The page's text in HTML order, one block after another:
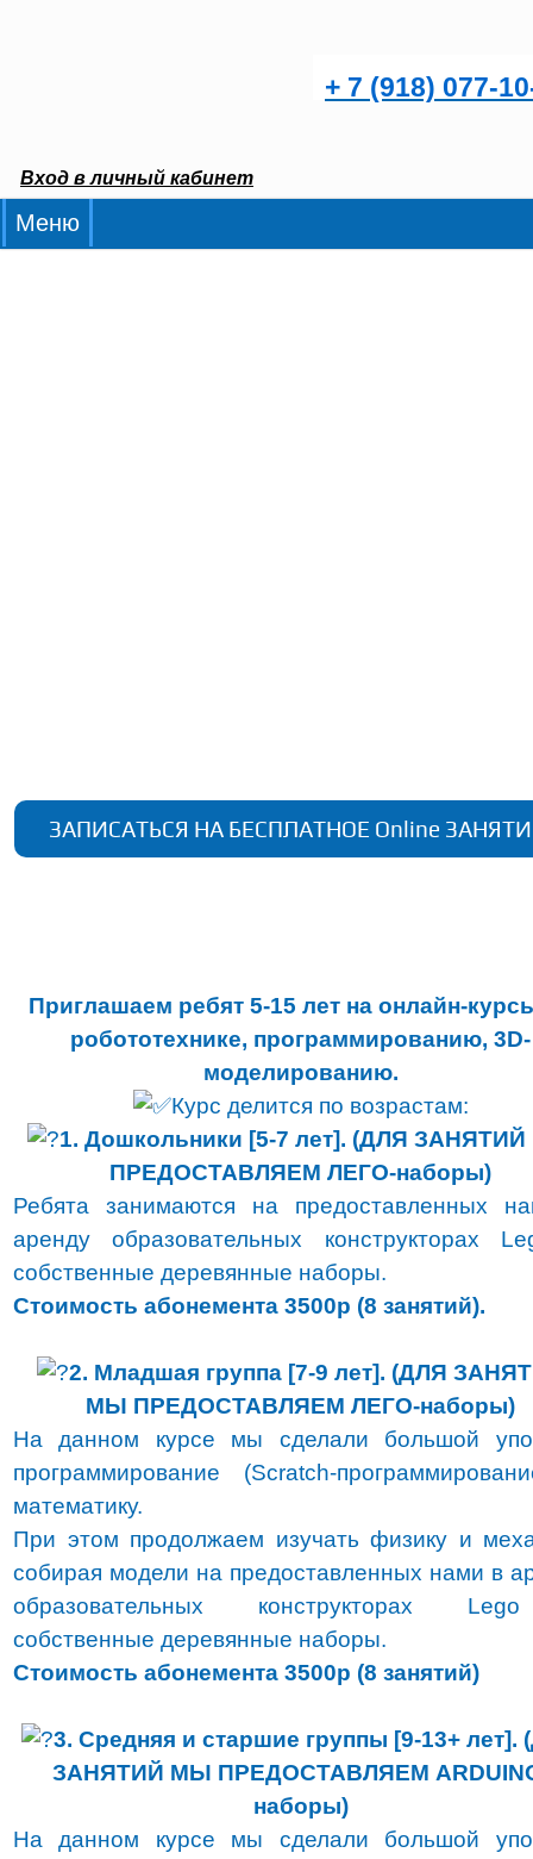
+ 7 (918) 077-
Вход в личный кабинет
Меню
ЗАПИСАТЬСЯ НА БЕСПЛАТНОЕ Online
Приглашаем ребят 5-15 лет на онлайн-
робототехнике, программированию, 3D-
моделированию.
Курс делится по возрастам:
1. Дошкольники [5-7 лет]. (ДЛЯ
ПРЕДОСТАВЛЯЕМ ЛЕГО-наборы)
Ребята занимаются на предоставленных
аренду образовательных конструкторах
собственные деревянные наборы.
Стоимость абонемента 3500р (8 занятий).
2. Младшая группа [7-9 лет]. (ДЛЯ
МЫ ПРЕДОСТАВЛЯЕМ ЛЕГО-наборы)
На данном курсе мы сделали большой
программирование (Scratch-
математику.
При этом продолжаем изучать физику и
собирая модели на предоставленных нами в
образовательных конструкторах
собственные деревянные наборы.
Стоимость абонемента 3500р (8 занятий)
3. Средняя и старшие группы [9-13+ лет].
ЗАНЯТИЙ МЫ ПРЕДОСТАВЛЯЕМ
наборы)
На данном курсе мы сделали большой